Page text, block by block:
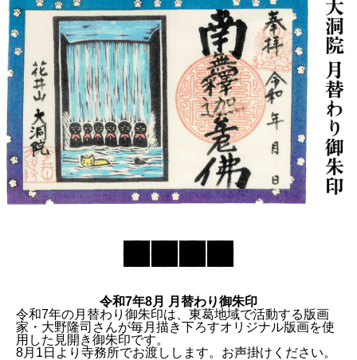
令和7年8月 月替わり御朱印
令和7年の月替わり御朱印は、東葛地域で活動する版画
家・大野隆司さんが毎月描き下ろすオリジナル版画を使
用した見開き御朱印です。
8月1日より寺務所でお渡しします。お声掛けください。